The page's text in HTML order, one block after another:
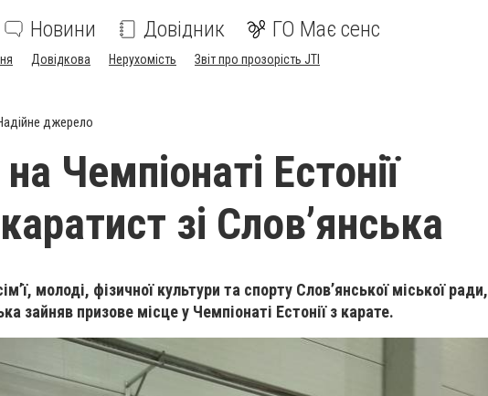
Новини Довідник ГО Має сенс
Довідкова Нерухомість Звіт про прозорість JTI
джерело
Чемпіонаті Естонії
зі Словʼянська
молоді, фізичної культури та спорту Словʼянської міської ради,
зайняв призове місце у Чемпіонаті Естонії з карате.